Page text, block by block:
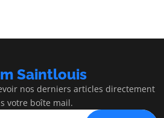
Saintlouis
nos derniers articles directement
votre boîte mail.